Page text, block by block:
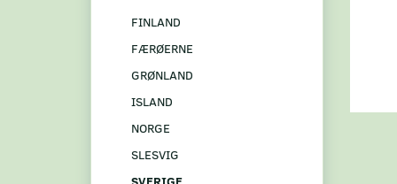
FINLAND
FÆRØERNE
GRØNLAND
ISLAND
NORGE
SLESVIG